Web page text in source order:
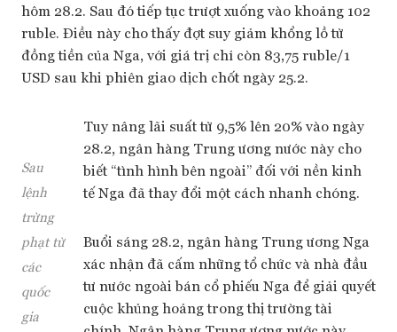
hôm 28.2. Sau đó tiếp tục trượt xuống vào khoảng 102
ruble. Điều này cho thấy đợt suy giảm khổng lồ từ
đồng tiền của Nga, với giá trị chỉ còn 83,75 ruble/1
USD sau khi phiên giao dịch chốt ngày 25.2.
Sau
lệnh
trừng
phạt từ
các
quốc
gia
Tuy nâng lãi suất từ 9,5% lên 20% vào ngày
28.2, ngân hàng Trung ương nước này cho
biết “tình hình bên ngoài” đối với nền kinh
tế Nga đã thay đổi một cách nhanh chóng.
Buổi sáng 28.2, ngân hàng Trung ương Nga
xác nhận đã cấm những tổ chức và nhà đầu
tư nước ngoài bán cổ phiếu Nga để giải quyết
cuộc khủng hoảng trong thị trường tài